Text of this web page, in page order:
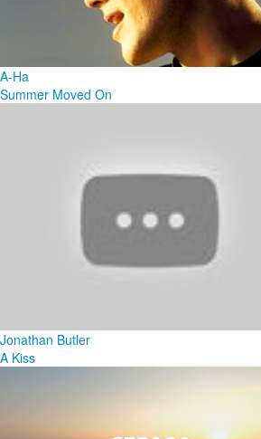
A-Ha
Summer Moved On
Jonathan Butler
A Kiss